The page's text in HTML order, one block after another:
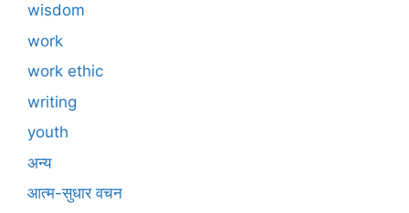
wisdom
work
work ethic
writing
youth
अन्य
आत्म-सुधार वचन